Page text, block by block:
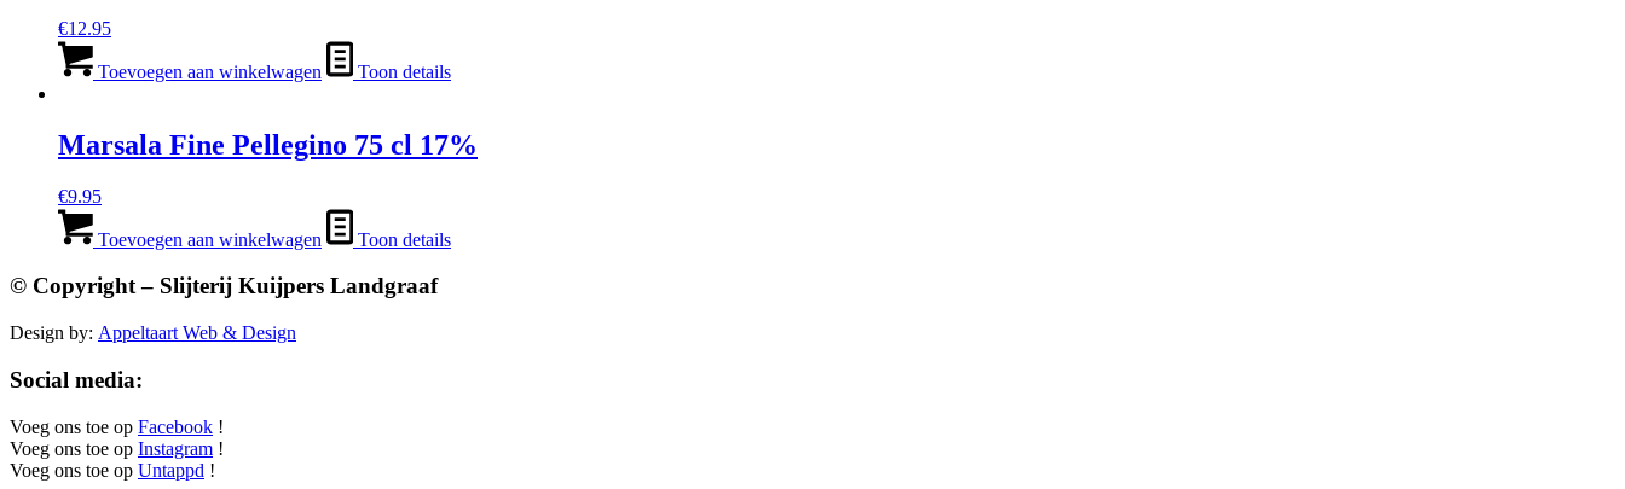
€12.95
Toevoegen aan winkelwagen Toon details
Marsala Fine Pellegino 75 cl 17%
€9.95
Toevoegen aan winkelwagen Toon details
© Copyright – Slijterij Kuijpers Landgraaf
Design by: Appeltaart Web & Design
Social media:
Voeg ons toe op Facebook !
Voeg ons toe op Instagram !
Voeg ons toe op Untappd !